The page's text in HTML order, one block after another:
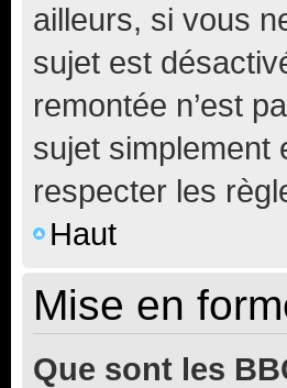
ailleurs, si vous
sujet est
remontée n’est
sujet simplement
respecter les
Haut
Mise en
Que sont les